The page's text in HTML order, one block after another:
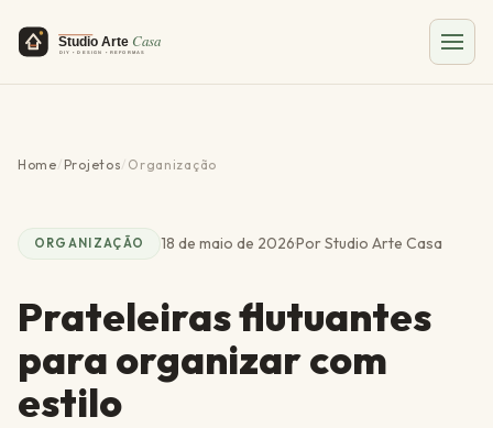
Home/ Projetos/ Organização
ORGANIZAÇÃO 18 de maio de 2026·Por Studio Arte Casa
Prateleiras flutuantes
para organizar com
estilo